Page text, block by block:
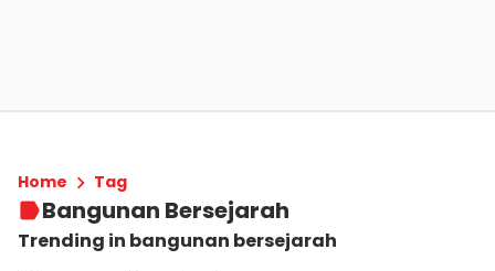
Home Tag
Bangunan Bersejarah
Trending in bangunan bersejarah